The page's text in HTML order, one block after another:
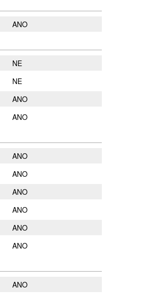
ANO
NE
NE
ANO
ANO
ANO
ANO
ANO
ANO
ANO
ANO
ANO